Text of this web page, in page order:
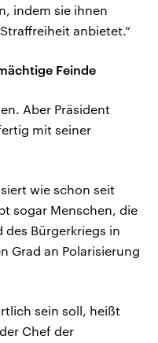
indem sie ihnen
anbietet.“
Feinde
Aber Präsident
mit seiner
wie schon seit
sogar Menschen, die
des Bürgerkriegs in
Grad an Polarisierung
sein soll, heißt
Chef der